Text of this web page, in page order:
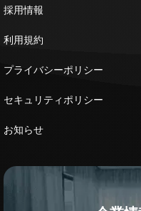
採用情報
利用規約
プライバシーポリシー
セキュリティポリシー
お知らせ